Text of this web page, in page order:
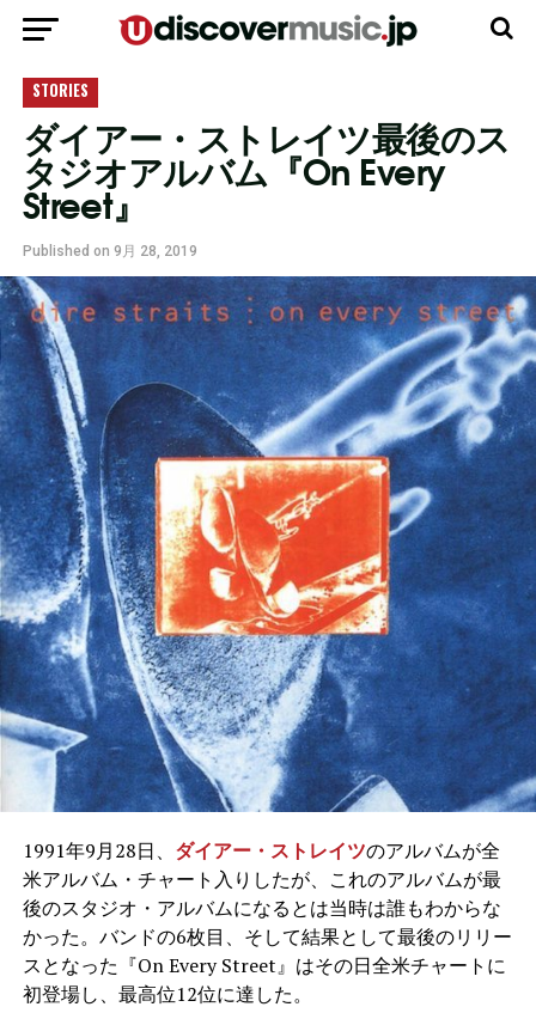
STORIES
ダイアー・ストレイツ最後のス
タジオアルバム『On Every
Street』
Published on 9月 28, 2019
1991年9月28日、 ダイアー・ストレイツのアルバムが全
米アルバム・チャート入りしたが、これのアルバムが最
後のスタジオ・アルバムになるとは当時は誰もわからな
かった。バンドの6枚目、そして結果として最後のリリー
スとなった『On Every Street』はその日全米チャートに
初登場し、最高位12位に達した。
モバイルバージョンに移動